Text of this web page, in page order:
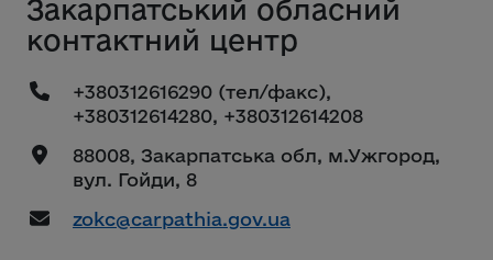
Закарпатський обласний
контактний центр
+380312616290 (тел/факс),
+380312614280, +380312614208
88008, Закарпатська обл, м.Ужгород,
вул. Гойди, 8
zokc@carpathia.gov.ua